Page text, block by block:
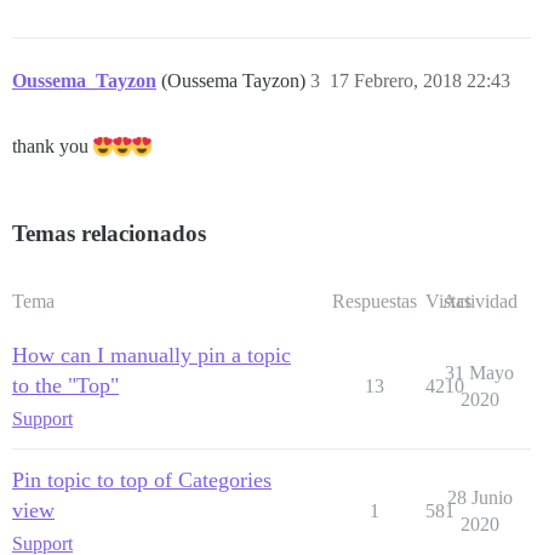
Oussema_Tayzon (Oussema Tayzon) 17 Febrero, 2018 22:43
3
thank you
Temas relacionados
Tema Respuestas Vistas
Actividad
How can I manually pin a topic
to the "Top"
Support
13 4210
31 Mayo
2020
Pin topic to top of Categories
view
Support
1 581
28 Junio
2020